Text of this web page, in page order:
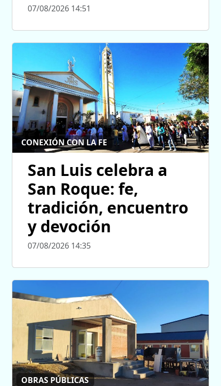
07/08/2026 14:51
CONEXIÓN CON LA FE
San Luis celebra a
San Roque: fe,
tradición, encuentro
y devoción
07/08/2026 14:35
OBRAS PÚBLICAS